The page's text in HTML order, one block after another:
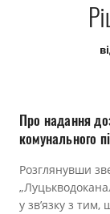
Про надання
комунального
Розглянувши
у зв’язку з